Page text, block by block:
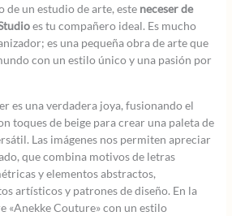
de un estudio de arte, este neceser de
es tu compañero ideal. Es mucho
es una pequeña obra de arte que
con un estilo único y una pasión por
es una verdadera joya, fusionando el
toques de beige para crear una paleta de
Las imágenes nos permiten apreciar
que combina motivos de letras
y elementos abstractos,
artísticos y patrones de diseño. En la
«Anekke Couture» con un estilo